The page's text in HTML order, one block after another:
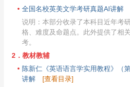
全国名校英美文学考研真题AI讲解
说明：本部分收录了本科目近年考
格、难度及命题点。此外提供了相
考。
2．教材教辅
陈新仁《英语语言学实用教程》（
讲解
[查看目录]